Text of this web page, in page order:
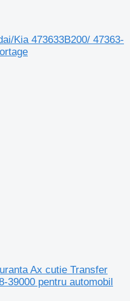
Kia 473633B200/ 47363-
Ax cutie Transfer
39000 pentru automobil